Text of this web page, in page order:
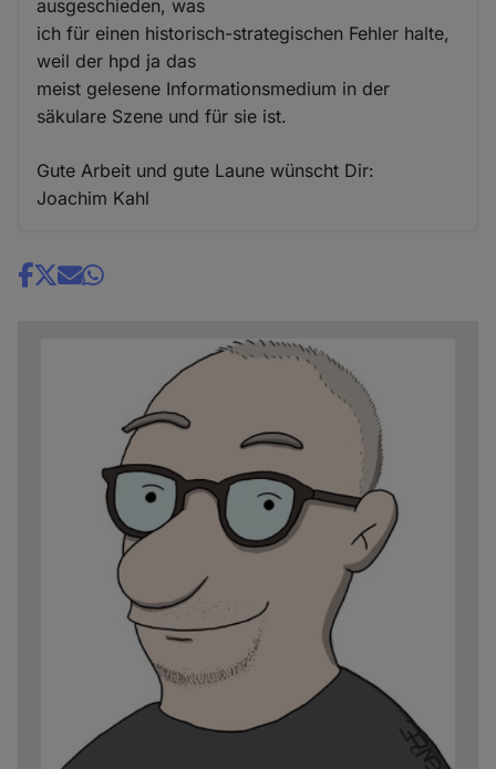
ausgeschieden, was
ich für einen historisch-strategischen Fehler halte,
weil der hpd ja das
meist gelesene Informationsmedium in der
säkulare Szene und für sie ist.
Gute Arbeit und gute Laune wünscht Dir:
Joachim Kahl
Share